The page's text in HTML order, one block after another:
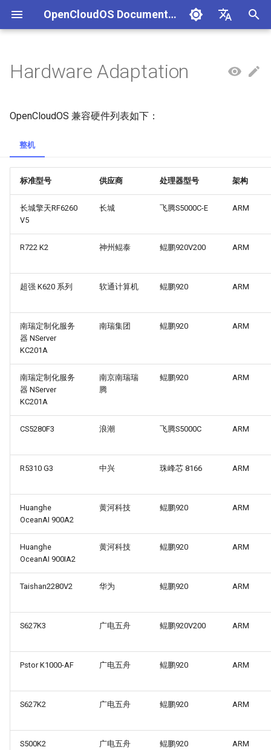
OpenCloudOS Documentation
English
l
i
i
r
组织架构
社区准则
社区SIG
SIG总览
镜像源地址
OpenCloudOS 版本介绍
OpenCloudOS v8.8发行说明
OpenCloudOS v8.6发行说明
OpenCloudOS v9.0发行说明
OpenCloudOS Stream 发行
OpenCloudOS Stream 23
OpenCloudOS 8 用户文档 快速入门
内核更新
网络管理
导入镜像到云
OpenCloudOS 9/Stream 用
OC9 快速入门
网络管理指南
导入镜像到云
典型应用部署
基于OC AI的最佳实践
CentOS停服背景与应对方案
CentOS8迁移到
CentOS7迁移到
OpenCloudOS8
OpenCloudOS7
OpenCloudOS8升级
迁移与升级常见问题FAQ
安全事件处置说明
镜像签名验证指南
漏洞数据API文档
一、项目管理
二、用例管理
编写用例
用例集
三、执行环境
新增节点
四、任务管理
创建任务
贡献须知
如何参与文档贡献
文档库贡献指南
如何参与代码贡献
OpenCloudOS Stream
系统开发文档
Agreement
Hardware Adaptation
OpenCloudOS 兼容硬件列表如下：
整机
标准型号 供应商 处理器型号 架构
长城擎天RF6260
V5
长城 飞腾S5000C-E ARM
R722 K2 神州鲲泰 鲲鹏920V200 ARM
超强 K620 系列 软通计算机 鲲鹏920 ARM
南瑞定制化服务
器 NServer
KC201A
南瑞集团 鲲鹏920 ARM
南瑞定制化服务
器 NServer
KC201A
南京南瑞瑞
腾
鲲鹏920 ARM
CS5280F3 浪潮 飞腾S5000C ARM
R5310 G3 中兴 珠峰芯 8166 ARM
Huanghe
OceanAI 900A2
黄河科技 鲲鹏920 ARM
Huanghe
OceanAI 900IA2
黄河科技 鲲鹏920 ARM
Taishan2280V2 华为 鲲鹏920 ARM
S627K3 广电五舟 鲲鹏920V200 ARM
Pstor K1000-AF 广电五舟 鲲鹏920 ARM
S627K2 广电五舟 鲲鹏920 ARM
S500K2 广电五舟 鲲鹏920 ARM